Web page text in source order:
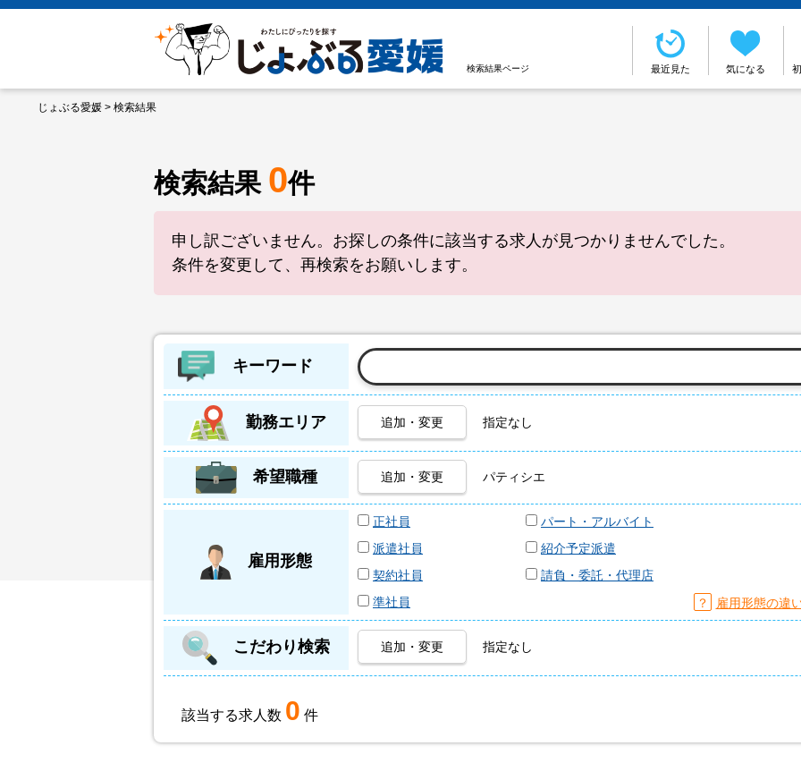
検索結果ページ 最近見た 気になる
じょぶる愛媛 > 検索結果
検索結果 0件
申し訳ございません。お探しの条件に該当する求人が見つかりませんでした。
条件を変更して、再検索をお願いします。
キーワード
勤務エリア 追加・変更 指定なし
希望職種 追加・変更 パティシエ
雇用形態
正社員
パート・アルバイト
派遣社員
紹介予定派遣
契約社員
請負・委託・代理店
準社員
？ 雇用形態の違
こだわり検索 追加・変更 指定なし
該当する求人数 0 件